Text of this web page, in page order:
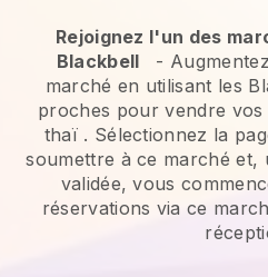
Rejoignez l'un des
Blackbell
-
marché en utilisant les
proches pour vendre
thaï. Sélectionnez la
soumettre à ce marché et,
validée, vous
réservations via ce